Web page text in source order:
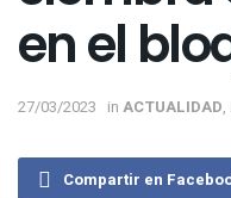
en el
27/03/2023 in ACTUALIDAD,
Compartir en